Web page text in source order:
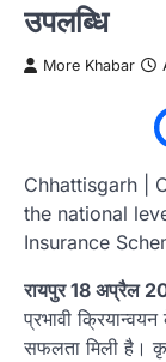
उपलब्धि
More Khabar
Chhattisgarh |
the national
Insurance
रायपुर 18 अप्रैल
प्रभावी
सफलता मिली है।